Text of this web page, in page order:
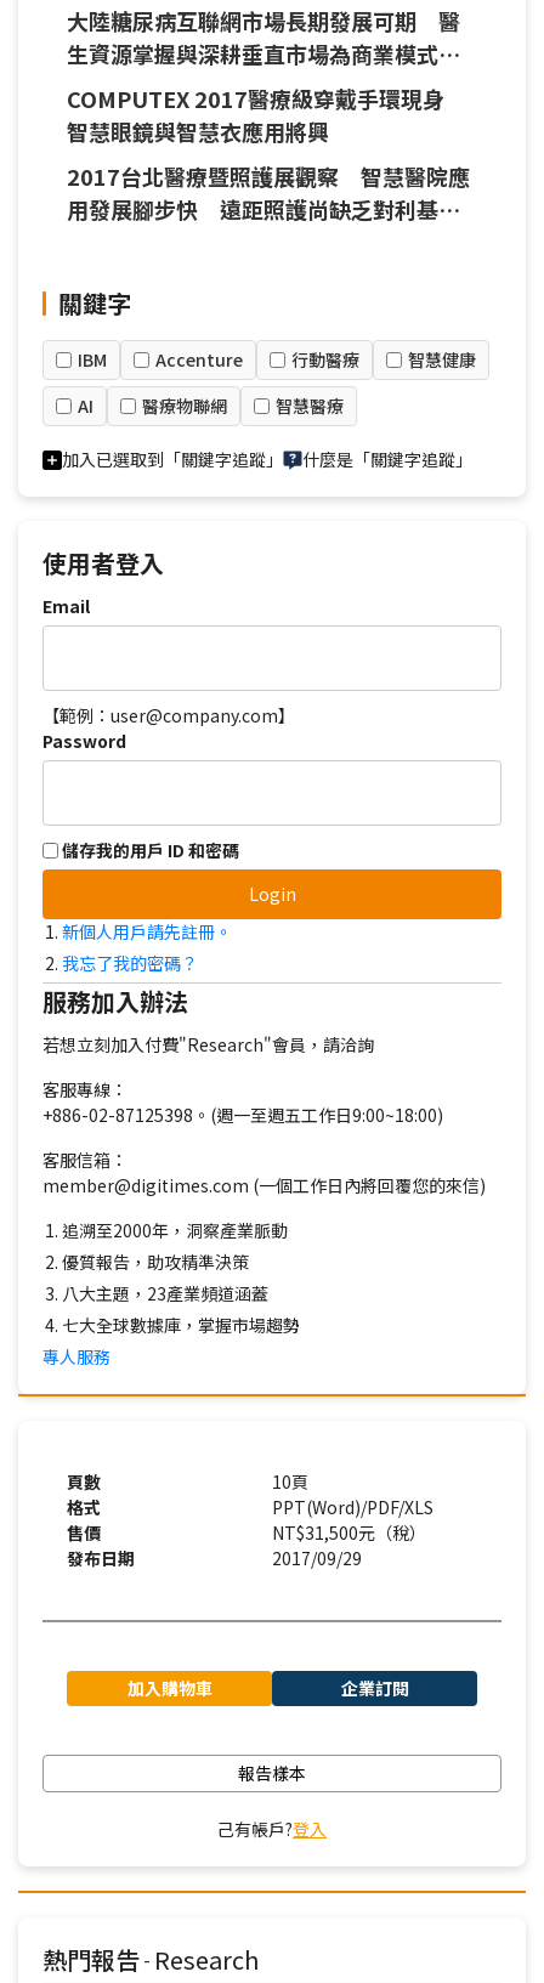
大陸糖尿病互聯網市場長期發展可期 醫
生資源掌握與深耕垂直市場為商業模式成
敗關鍵
COMPUTEX 2017醫療級穿戴手環現身
智慧眼鏡與智慧衣應用將興
2017台北醫療暨照護展觀察 智慧醫院應
用發展腳步快 遠距照護尚缺乏對利基市
關鍵字
IBM Accenture 行動醫療
智慧健康
AI
醫療物聯網 智慧醫療
加入已選取到「關鍵字追蹤」 什麼是「關鍵字追蹤」
使用者登入
Email
【範例：user@company.com】
Password
儲存我的用戶 ID 和密碼
Login
新個人用戶請先註冊。
我忘了我的密碼？
服務加入辦法
若想立刻加入付費"Research"會員，請洽詢
客服專線：
+886-02-87125398。(週一至週五工作日9:00~18:00)
客服信箱：
member@digitimes.com (一個工作日內將回覆您的來信)
追溯至2000年，洞察產業脈動
優質報告，助攻精準決策
八大主題，23產業頻道涵蓋
七大全球數據庫，掌握市場趨勢
專人服務
頁數
10頁
格式
PPT(Word)/PDF/XLS
售價
NT$31,500元（稅）
發布日期
2017/09/29
加入購物車 企業訂閱
報告樣本
己有帳戶?登入
熱門報告 - Research